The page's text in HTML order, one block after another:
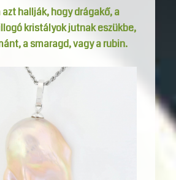
azt hallják, hogy drágakő, a
kristályok jutnak eszükbe,
a smaragd, vagy a rubin.